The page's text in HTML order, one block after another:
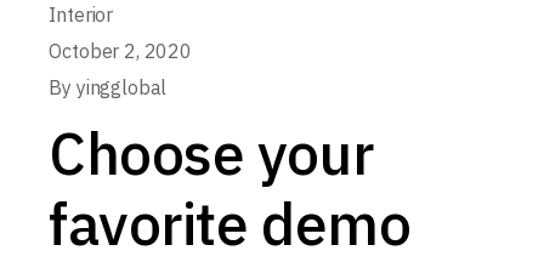
Interior
October 2, 2020
By yingglobal
Choose your
favorite demo